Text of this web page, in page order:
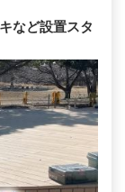
など設置スタ